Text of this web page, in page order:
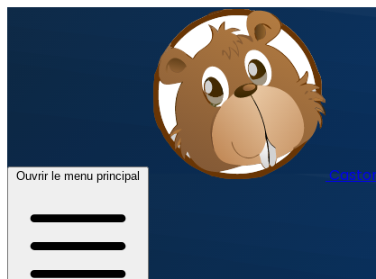
Ouvrir le menu principal